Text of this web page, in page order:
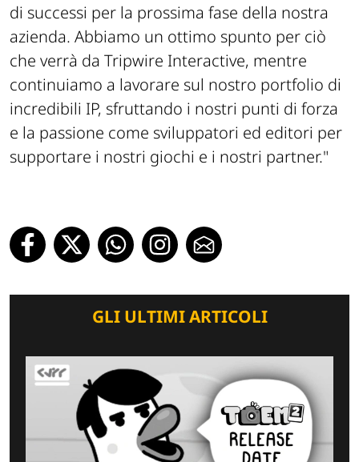
di successi per la prossima fase della nostra
azienda. Abbiamo un ottimo spunto per ciò
che verrà da Tripwire Interactive, mentre
continuiamo a lavorare sul nostro portfolio di
incredibili IP, sfruttando i nostri punti di forza
e la passione come sviluppatori ed editori per
supportare i nostri giochi e i nostri partner."
GLI ULTIMI ARTICOLI